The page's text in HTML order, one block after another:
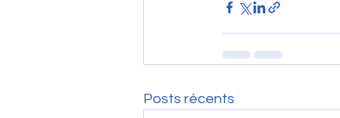
Posts récents